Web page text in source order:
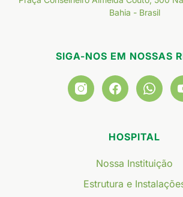
Bahia - Brasil
SIGA-NOS EM NOSSAS
HOSPITAL
Nossa Instituição
Estrutura e